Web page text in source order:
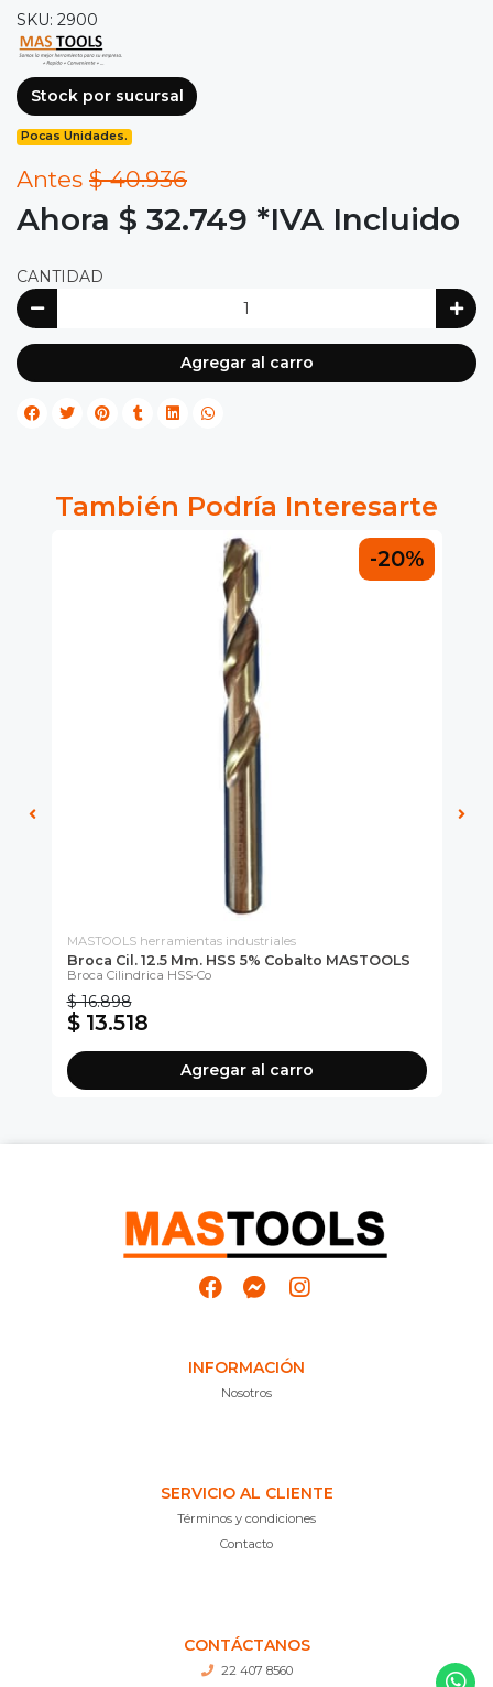
SKU: 2900
Stock por sucursal
Pocas Unidades.
Antes $ 40.936
Ahora $ 32.749 *IVA Incluido
CANTIDAD
Agregar al carro
También Podría Interesarte
-20%
MASTOOLS herramientas industriales
Broca Cil. 12.5 Mm. HSS 5% Cobalto MASTOOLS
Broca Cilindrica HSS-Co
$ 16.898
$ 13.518
Agregar al carro
INFORMACIÓN
Nosotros
SERVICIO AL CLIENTE
Términos y condiciones
Contacto
CONTÁCTANOS
22 407 8560